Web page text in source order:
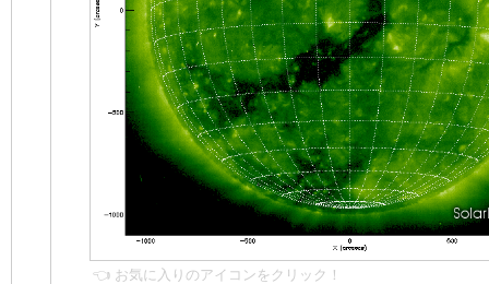
👈 お気に入りのアイコンをクリック！